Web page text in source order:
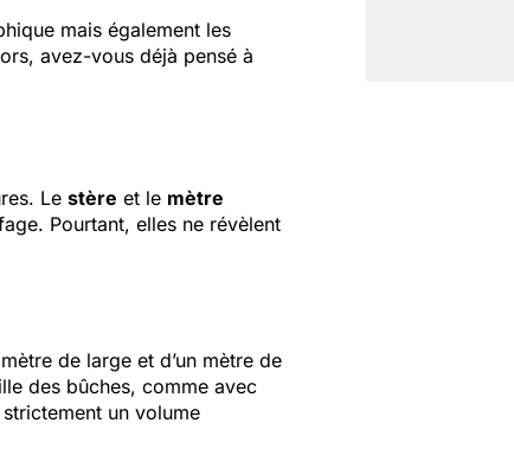
mais également les
avez-vous déjà pensé à
Le stère et le mètre
Pourtant, elles ne révèlent
de large et d’un mètre de
des bûches, comme avec
un volume